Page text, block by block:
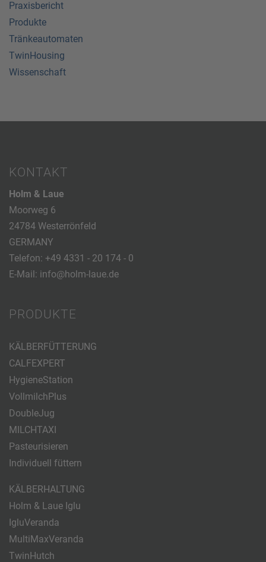
Praxisbericht
Produkte
Tränkeautomaten
TwinHousing
Wissenschaft
KONTAKT
Holm & Laue
Moorweg 6
24784 Westerrönfeld
GERMANY
Telefon: +49 4331 - 20 174 - 0
E-Mail: info@holm-laue.de
PRODUKTE
KÄLBERFÜTTERUNG
CALFEXPERT
HygieneStation
VollmilchPlus
DoubleJug
MILCHTAXI
Pasteurisieren
Individuell füttern
KÄLBERHALTUNG
Holm & Laue Iglu
IgluVeranda
MultiMaxVeranda
TwinHutch